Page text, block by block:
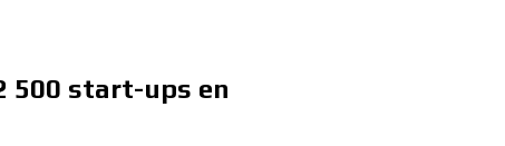
500 start-ups en